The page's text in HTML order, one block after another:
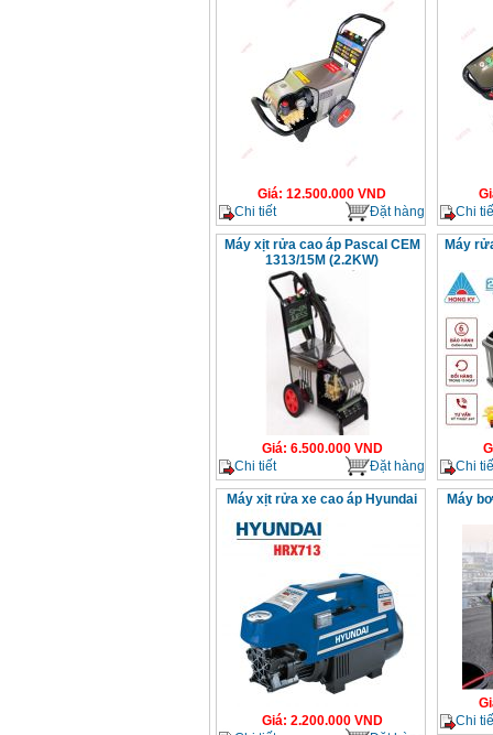
Giá: 12.500.000 VND
Chi tiết
Đặt hàng
Chi
Máy xịt rửa cao áp Pascal CEM
1313/15M (2.2KW)
Giá: 6.500.000VND
Chi tiết
Đặt hàng
Máy
Chi
Máy xịt rửa xe cao áp Hyundai
Giá: 2.200.000VND
Máy
Chi